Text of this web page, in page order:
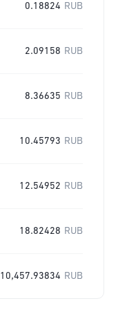
0.18824 RUB
2.09158 RUB
8.36635 RUB
10.45793 RUB
12.54952 RUB
18.82428 RUB
10,457.93834 RUB